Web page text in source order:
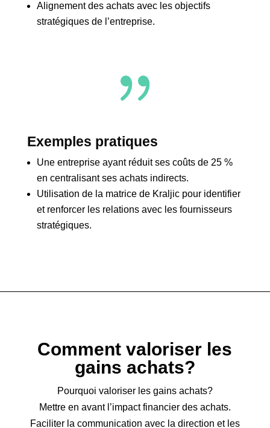
Alignement des achats avec les objectifs
stratégiques de l’entreprise.
{
Exemples pratiques
Une entreprise ayant réduit ses coûts de 25 %
en centralisant ses achats indirects.
Utilisation de la matrice de Kraljic pour identifier
et renforcer les relations avec les fournisseurs
stratégiques.
Comment valoriser les
gains achats?
Pourquoi valoriser les gains achats?
Mettre en avant l’impact financier des achats.
Faciliter la communication avec la direction et les